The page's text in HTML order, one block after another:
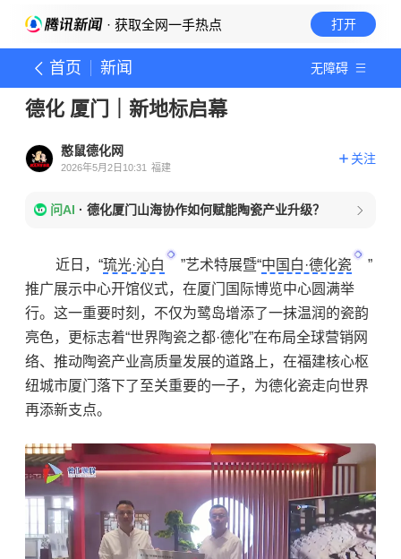
· 获取全网一手热点 打开
首页 新闻 无障碍
德化 厦门｜新地标启幕
憨鼠德化网
2026年5月2日10:31 福建
关注
问AI · 德化厦门山海协作如何赋能陶瓷产业升级？
近日，“琉光·沁白 ”艺术特展暨“中国白·德化瓷
”
推广展示中心开馆仪式，在厦门国际博览中心圆满举
行。这一重要时刻，不仅为鹭岛增添了一抹温润的瓷韵
亮色，更标志着“世界陶瓷之都·德化”在布局全球营销网
络、推动陶瓷产业高质量发展的道路上，在福建核心枢
纽城市厦门落下了至关重要的一子，为德化瓷走向世界
再添新支点。